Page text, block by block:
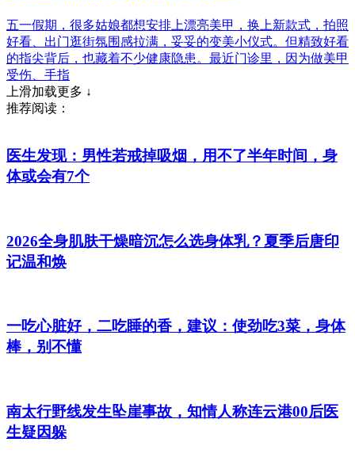
五一假期，很多姑娘都想安排上漂亮美甲，换上新款式，拍照
好看、出门逛街氛围感拉满，妥妥的变美小仪式。但精致好看
的指尖背后，也藏着不少健康隐患。最近门诊里，因为做美甲
受伤、手指
上滑加载更多 ↓
推荐阅读：
医生发现：男性若戒掉吸烟，用不了半年时间，身
体或会有7个
2026全身肌肤干燥暗沉怎么选身体乳？夏季后唐印
记温和焕
一吃心脏好，二吃睡的香，建议：使劲吃3菜，身体
棒，别不懂
南太行野线发生坠崖事故，知情人称连云港00后医
生疑因躲